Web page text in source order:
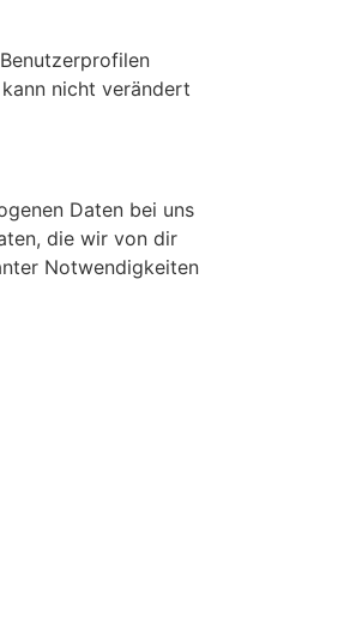
nicht verändert
Daten bei uns
die wir von dir
Notwendigkeiten